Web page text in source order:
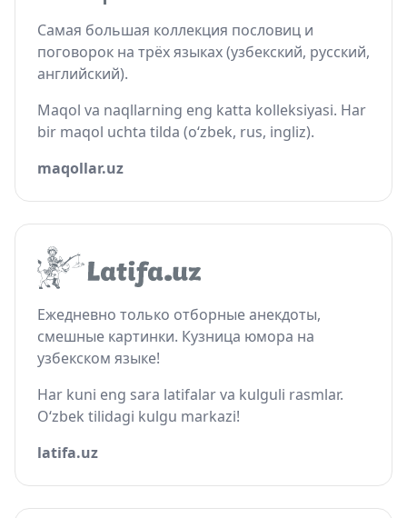
Самая большая коллекция пословиц и
поговорок на трёх языках (узбекский, русский,
английский).
Maqol va naqllarning eng katta kolleksiyasi. Har
bir maqol uchta tilda (o‘zbek, rus, ingliz).
maqollar.uz
Ежедневно только отборные анекдоты,
смешные картинки. Кузница юмора на
узбекском языке!
Har kuni eng sara latifalar va kulguli rasmlar.
O‘zbek tilidagi kulgu markazi!
latifa.uz